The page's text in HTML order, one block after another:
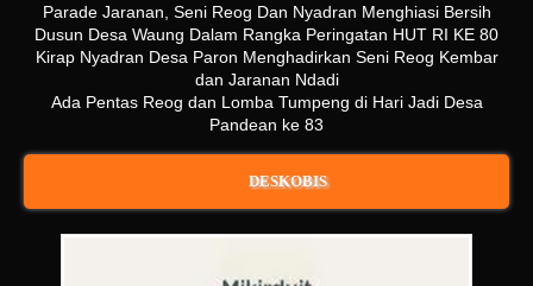
Parade Jaranan, Seni Reog Dan Nyadran Menghiasi Bersih
Dusun Desa Waung Dalam Rangka Peringatan HUT RI KE 80
Kirap Nyadran Desa Paron Menghadirkan Seni Reog Kembar
dan Jaranan Ndadi
Ada Pentas Reog dan Lomba Tumpeng di Hari Jadi Desa
Pandean ke 83
DESKOBIS